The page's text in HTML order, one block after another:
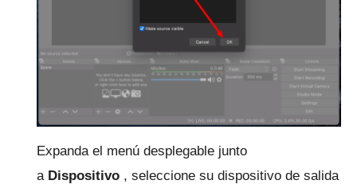
Expanda el menú desplegable junto
a Dispositivo , seleccione su dispositivo de salida